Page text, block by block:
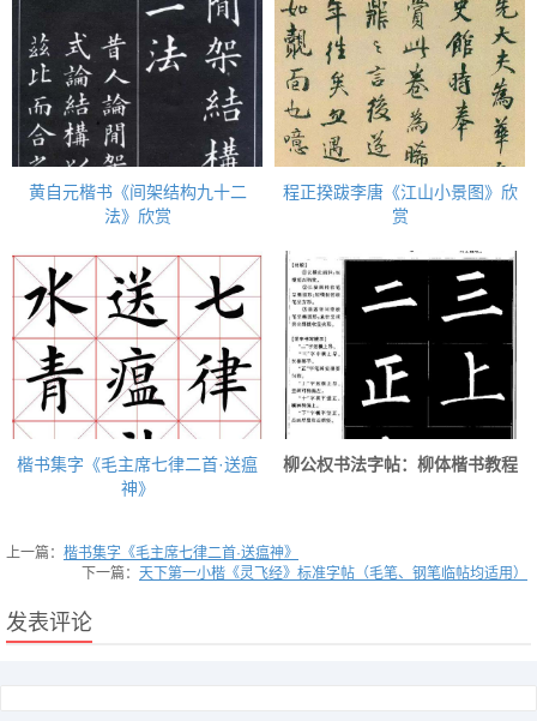
黄自元楷书《间架结构九十二
法》欣赏
程正揆跋李唐《江山小景图》欣
赏
楷书集字《毛主席七律二首·送瘟
神》
柳公权书法字帖：柳体楷书教程
上一篇： 楷书集字《毛主席七律二首·送瘟神》
下一篇： 天下第一小楷《灵飞经》标准字帖（毛笔、钢笔临帖均适用）
发表评论